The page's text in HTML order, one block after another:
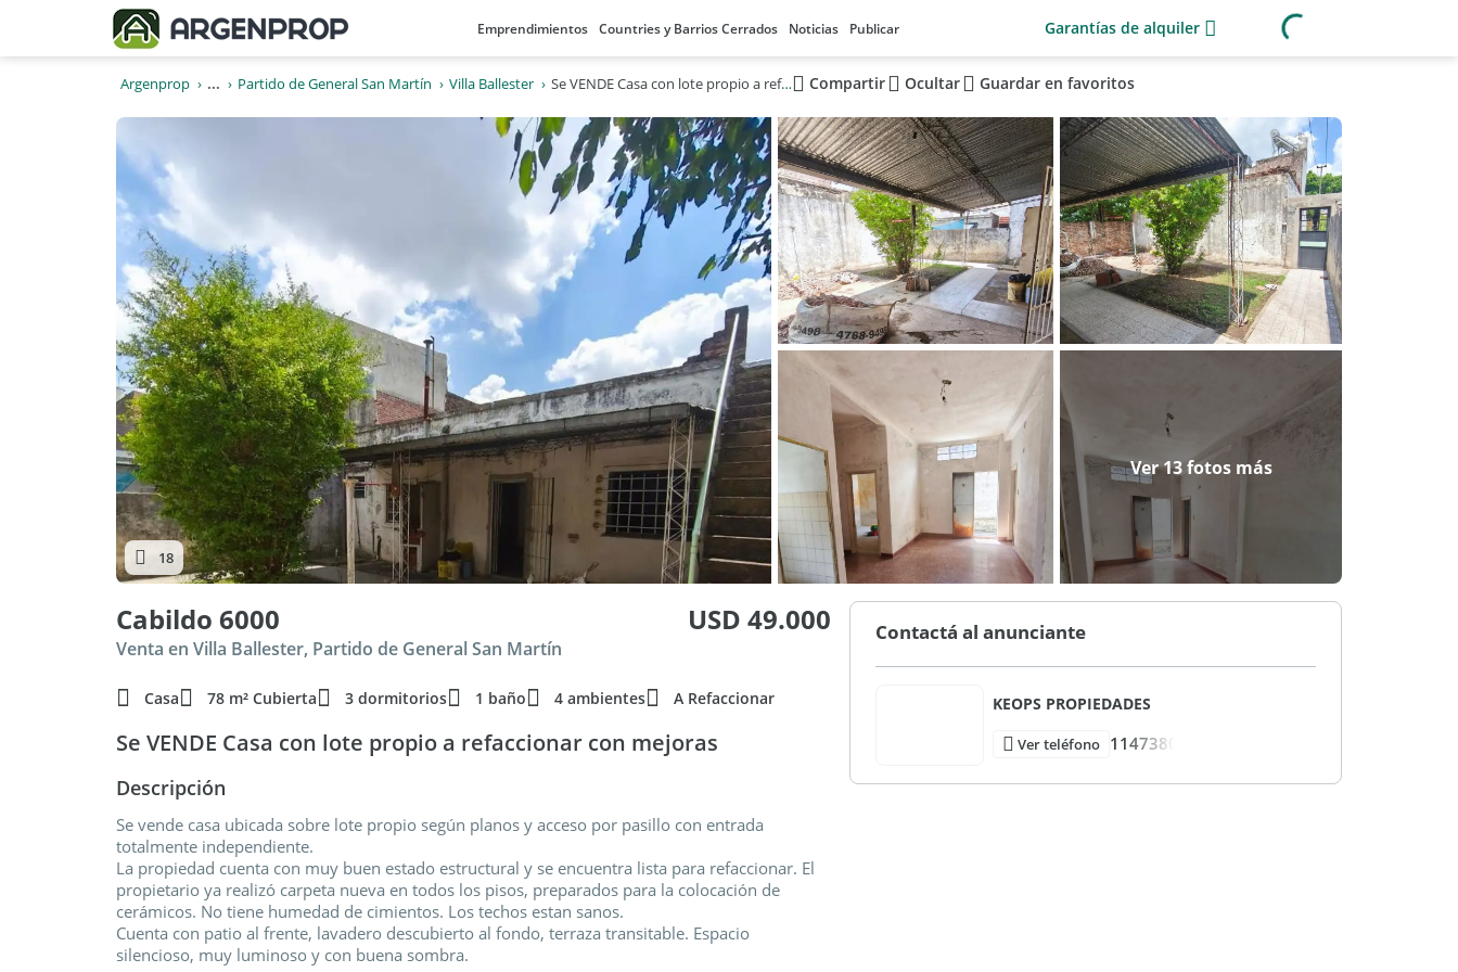
Emprendimientos Countries y Barrios Cerrados Noticias Publicar Garantías de alquiler
Argenprop ... Partido de General San Martín Villa Ballester Se VENDE Casa con lote propio a refaccionar con mejoras Compartir Ocultar Guardar en favoritos
Ver 13 fotos más
18
Cabildo 6000 USD 49.000
Venta en Villa Ballester, Partido de General San Martín
Casa 78 m² Cubierta 3 dormitorios 1 baño 4 ambientes A Refaccionar
Se VENDE Casa con lote propio a refaccionar con mejoras
Descripción
Se vende casa ubicada sobre lote propio según planos y acceso por pasillo con entrada
totalmente independiente.
La propiedad cuenta con muy buen estado estructural y se encuentra lista para refaccionar. El
propietario ya realizó carpeta nueva en todos los pisos, preparados para la colocación de
cerámicos. No tiene humedad de cimientos. Los techos estan sanos.
Cuenta con patio al frente, lavadero descubierto al fondo, terraza transitable. Espacio
silencioso, muy luminoso y con buena sombra.
Contactá al anunciante
KEOPS PROPIEDADES
Ver teléfono 1147380